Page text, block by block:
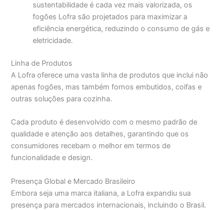
sustentabilidade é cada vez mais valorizada, os
fogões Lofra são projetados para maximizar a
eficiência energética, reduzindo o consumo de gás e
eletricidade.
Linha de Produtos
A Lofra oferece uma vasta linha de produtos que inclui não
apenas fogões, mas também fornos embutidos, coifas e
outras soluções para cozinha.
Cada produto é desenvolvido com o mesmo padrão de
qualidade e atenção aos detalhes, garantindo que os
consumidores recebam o melhor em termos de
funcionalidade e design.
Presença Global e Mercado Brasileiro
Embora seja uma marca italiana, a Lofra expandiu sua
presença para mercados internacionais, incluindo o Brasil.